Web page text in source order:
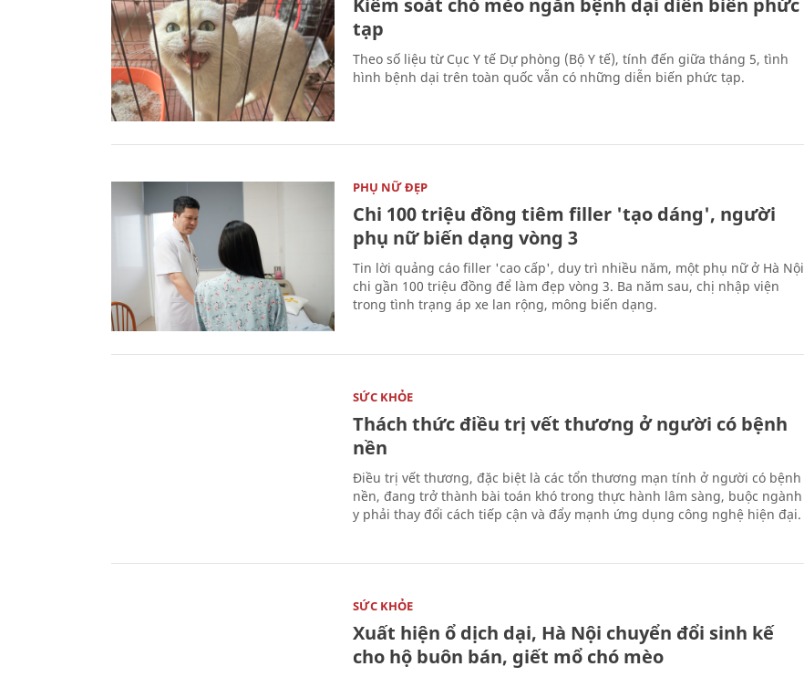
Kiểm soát chó mèo ngăn bệnh dại diễn biến phức
tạp
Theo số liệu từ Cục Y tế Dự phòng (Bộ Y tế), tính đến giữa tháng 5, tình
hình bệnh dại trên toàn quốc vẫn có những diễn biến phức tạp.
PHỤ NỮ ĐẸP
Chi 100 triệu đồng tiêm filler 'tạo dáng', người
phụ nữ biến dạng vòng 3
Tin lời quảng cáo filler 'cao cấp', duy trì nhiều năm, một phụ nữ ở Hà Nội
chi gần 100 triệu đồng để làm đẹp vòng 3. Ba năm sau, chị nhập viện
trong tình trạng áp xe lan rộng, mông biến dạng.
SỨC KHỎE
Thách thức điều trị vết thương ở người có bệnh
nền
Điều trị vết thương, đặc biệt là các tổn thương mạn tính ở người có bệnh
nền, đang trở thành bài toán khó trong thực hành lâm sàng, buộc ngành
y phải thay đổi cách tiếp cận và đẩy mạnh ứng dụng công nghệ hiện đại.
SỨC KHỎE
Xuất hiện ổ dịch dại, Hà Nội chuyển đổi sinh kế
cho hộ buôn bán, giết mổ chó mèo